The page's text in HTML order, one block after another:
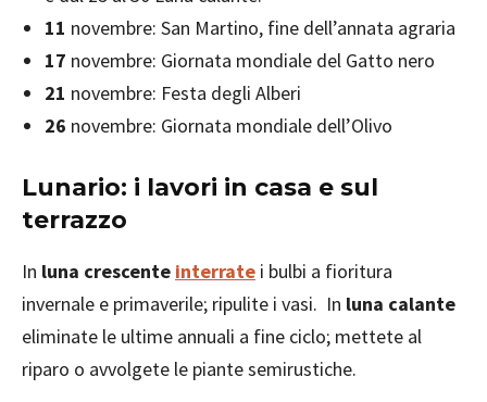
11 novembre: San Martino, fine dell’annata agraria
17 novembre: Giornata mondiale del Gatto nero
21 novembre: Festa degli Alberi
26 novembre: Giornata mondiale dell’Olivo
Lunario: i lavori in casa e sul
terrazzo
In luna crescente interrate i bulbi a fioritura
invernale e primaverile; ripulite i vasi. In luna calante
eliminate le ultime annuali a fine ciclo; mettete al
riparo o avvolgete le piante semirustiche.